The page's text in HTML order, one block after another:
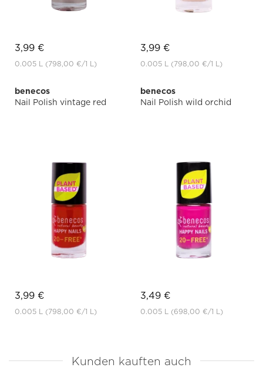
3,99 €
0.005 L (798,00 €/1 L)
3,99 €
0.005 L (798,00 €/1 L)
benecos
Nail Polish vintage red
3,99 €
0.005 L (798,00 €/1 L)
benecos
Nail Polish wild orchid
3,49 €
0.005 L (698,00 €/1 L)
Kunden kauften auch